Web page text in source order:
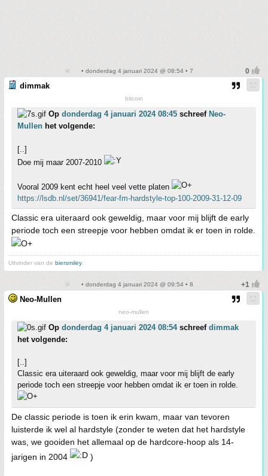
• donderdag 4 januari 2024 @ 08:54 • 7
dimmak
bitcoin
Op donderdag 4 januari 2024 08:45 schreef Neo-
Mullen het volgende:
[..]
Doe mij maar 2007-2010
Vooral 2009 kent echt heel veel vette platen
https://lsdb.nl/set/36941/fear-fm-hardstyle-top-100-2009-31-12-09
Classic era uiteraard ook geweldig, maar voor mij blijft de early
periode toch een streepje voor hebben omdat ik er toen in rolde.
Uitvinder van de biersmiley.
• donderdag 4 januari 2024 @ 09:54 • 8
Neo-Mullen
neo-mullen
Op donderdag 4 januari 2024 08:54schreef dimmak
het volgende:
[..]
Classic era uiteraard ook geweldig, maar voor mij blijft de early
periode toch een streepje voor hebben omdat ik er toen in rolde.
De classic periode is toen ik erin kwam, maar van tevoren
luisterde ik wel al hardstyle (zonder te weten dat het hardstyle
was, we gooiden het allemaal op de hardcore-hoop als 14-
jarigen in 2004
)